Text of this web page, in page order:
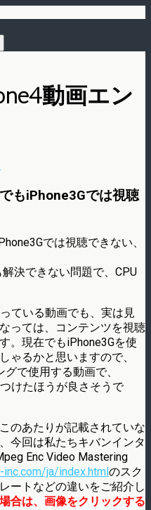
動画エン
もiPhone3Gでは視聴
では視聴できない、
決できない問題で、CPU
ている動画でも、実は見
っては、コンテンツを視聴
。現在でもiPhone3Gを使
ゃるかと思いますので、
で使用する動画で、
けたほうが良さそうで
のあたりが記載されていな
今回は私たちキバンインタ
Enc Video Mastering
ja/index.html のスク
ートなどの違いをご紹介し
合は、画像をクリックする